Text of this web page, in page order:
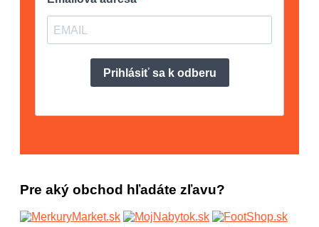
Pre aký obchod hľadáte zľavu?